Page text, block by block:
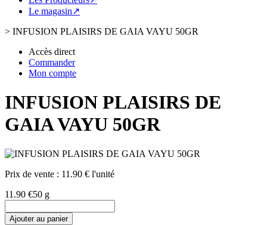
Le magasin↗
> INFUSION PLAISIRS DE GAIA VAYU 50GR
Accès direct
Commander
Mon compte
INFUSION PLAISIRS DE
GAIA VAYU 50GR
Prix de vente : 11.90 € l'unité
11.90 €50 g
Ajouter au panier